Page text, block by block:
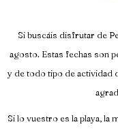
Si buscáis disfrutar de
agosto. Estas fechas son
y de todo tipo de actividad
Si lo vuestro es la playa, la